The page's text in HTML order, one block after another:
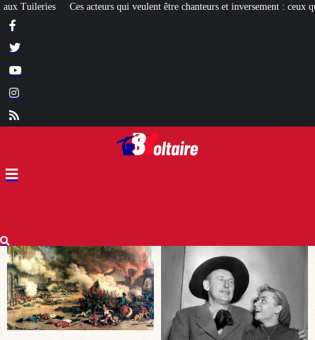
être chanteurs et inversement : ceux qui réussissent et les autres [EXPO]